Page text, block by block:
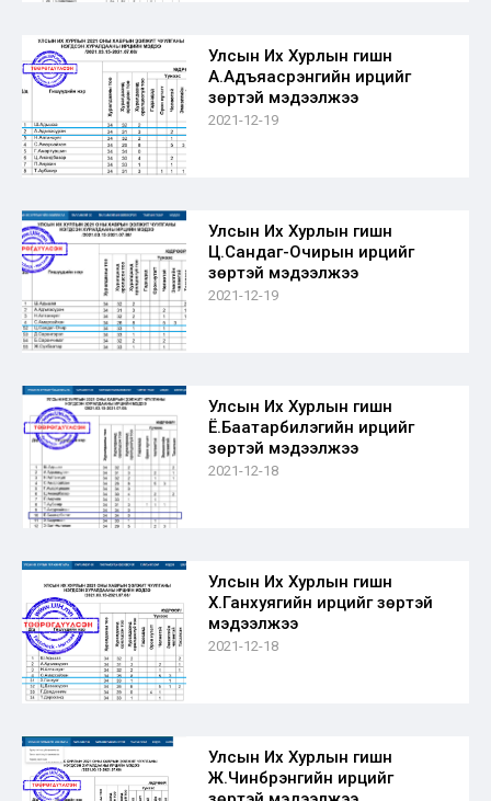
Улсын Их Хурлын гишүүн
А.Адъяасүрэнгийн ирцийг
зөрүүтэй мэдээлжээ
2021-12-19
Улсын Их Хурлын гишүүн
Ц.Сандаг-Очирын ирцийг
зөрүүтэй мэдээлжээ
2021-12-19
Улсын Их Хурлын гишүүн
Ё.Баатарбилэгийн ирцийг
зөрүүтэй мэдээлжээ
2021-12-18
Улсын Их Хурлын гишүүн
Х.Ганхуягийн ирцийг зөрүүтэй
мэдээлжээ
2021-12-18
Улсын Их Хурлын гишүүн
Ж.Чинбүрэнгийн ирцийг